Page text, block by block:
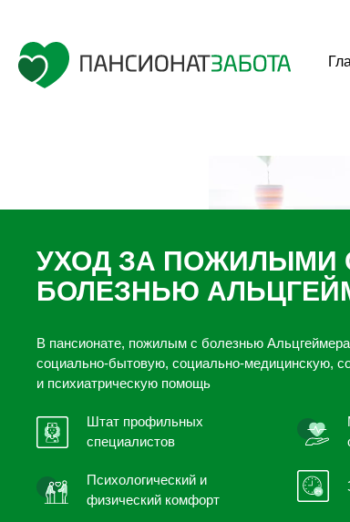
УХОД ЗА ПОЖИЛЫМИ
БОЛЕЗНЬЮ
В пансионате, пожилым с болезнью
социально-бытовую, социально-медицинскую,
и психиатрическую помощь
Штат профильных
специалистов
Психологический и
физический комфорт